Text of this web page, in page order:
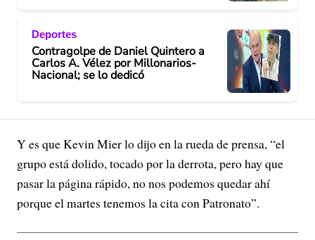
Deportes
Contragolpe de Daniel Quintero a
Carlos A. Vélez por Millonarios-
Nacional; se lo dedicó
Y es que Kevin Mier lo dijo en la rueda de prensa, “el
grupo está dolido, tocado por la derrota, pero hay que
pasar la página rápido, no nos podemos quedar ahí
porque el martes tenemos la cita con Patronato”.